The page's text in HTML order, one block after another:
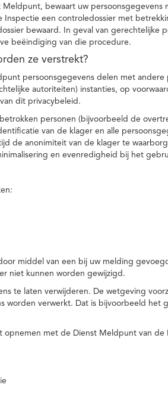
bewaart uw persoonsgegevens
Inspectie een controledossier met
bewaard. In geval van gerechtelijke
beëindiging van die procedure.
ze verstrekt?
persoonsgegevens delen met andere
autoriteiten) instanties, op
dit privacybeleid.
personen (bijvoorbeeld de
van de klager en alle
de anonimiteit van de klager te
en evenredigheid bij het
middel van een bij uw melding
niet kunnen worden gewijzigd.
te laten verwijderen. De wetgeving
worden verwerkt. Dat is bijvoorbeeld het
met de Dienst Meldpunt van de